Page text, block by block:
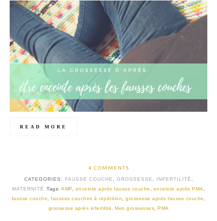
READ MORE
4 COMMENTS
CATEGORIES: FAUSSE COUCHE GROSSESSE INFERTILITÉ
MATERNITÉ
Tags: AMP enceinte après fausse couche enceinte après PMA
fausse couche
,fausses couches à répétition ,grossesse après fausse couche
grossesse après infertilité
Mes grossesses PMA